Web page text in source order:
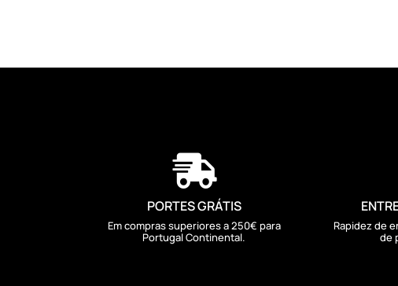

PORTES GRÁTIS
Em compras superiores a 250€ para
Portugal Continental.
Rapidez de
de